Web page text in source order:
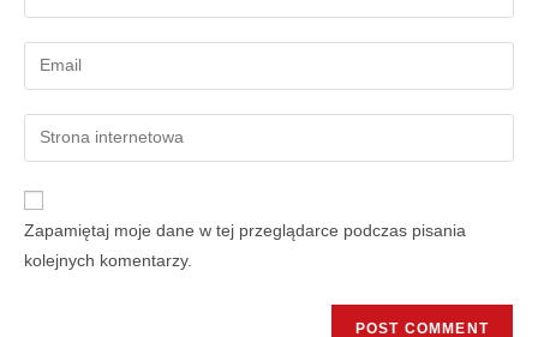
Zapamiętaj moje dane w tej przeglądarce podczas pisania
kolejnych komentarzy.